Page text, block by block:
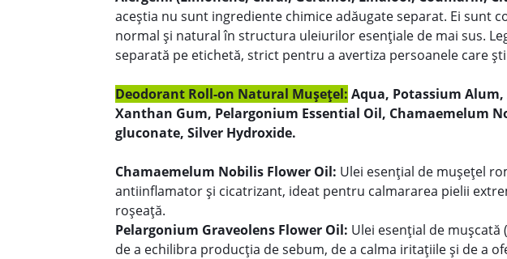
aceștia nu sunt ingrediente chimice adăugate separat. Ei sunt
normal și natural în structura uleiurilor esențiale de mai sus.
separată pe etichetă, strict pentru a avertiza persoanele care
Deodorant Roll-on Natural Mușețel: Aqua, Potassium
Xanthan Gum, Pelargonium Essential Oil, Chamaemelum
gluconate, Silver Hydroxide.
Chamaemelum Nobilis Flower Oil: Ulei esențial de mușețel
antiinflamator și cicatrizant, ideat pentru calmararea pielii
roșeață.
Pelargonium Graveolens Flower Oil: Ulei esențial de
de a echilibra producția de sebum, de a calma iritațiile și de a